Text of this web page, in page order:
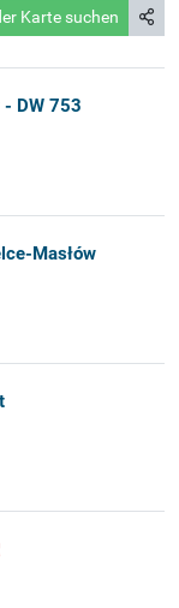
Karte suchen
DW 753
Masłów